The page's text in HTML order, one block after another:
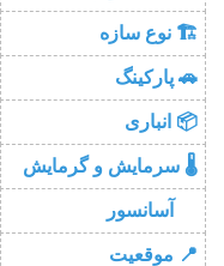
🏗️ نوع سازه
🚗 پارکینگ
📦 انباری
🌡️ سرمایش و گرمایش
📍 موقعیت